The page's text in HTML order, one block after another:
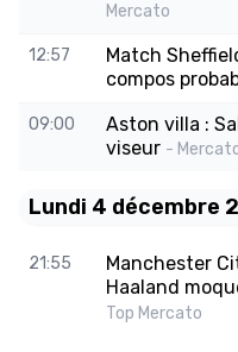
Mercato
12:57
Match
compos
09:00
Aston villa :
viseur -
Lundi 4 décembre
21:55
Manchester
Haaland
Top Mercato